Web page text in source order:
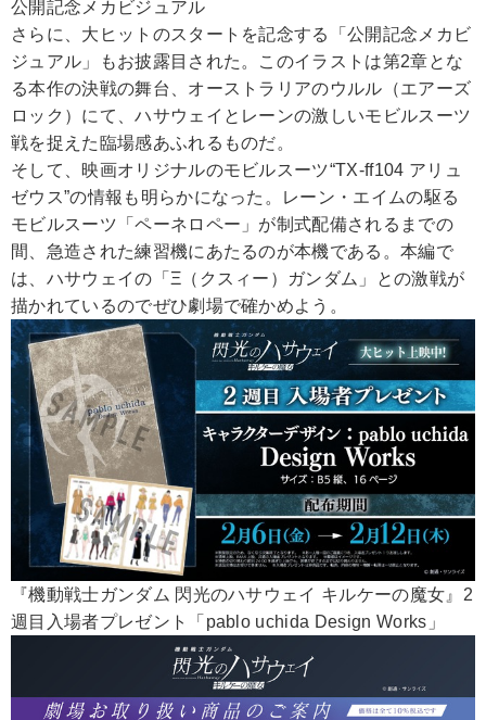
公開記念メカビジュアル
さらに、大ヒットのスタートを記念する「公開記念メカビ
ジュアル」もお披露目された。このイラストは第2章とな
る本作の決戦の舞台、オーストラリアのウルル（エアーズ
ロック）にて、ハサウェイとレーンの激しいモビルスーツ
戦を捉えた臨場感あふれるものだ。
そして、映画オリジナルのモビルスーツ“TX-ff104 アリュ
ゼウス”の情報も明らかになった。レーン・エイムの駆る
モビルスーツ「ペーネロペー」が制式配備されるまでの
間、急造された練習機にあたるのが本機である。本編で
は、ハサウェイの「Ξ（クスィー）ガンダム」との激戦が
描かれているのでぜひ劇場で確かめよう。
『機動戦士ガンダム 閃光のハサウェイ キルケーの魔女』2
週目入場者プレゼント「pablo uchida Design Works」